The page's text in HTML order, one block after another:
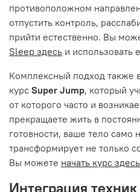
противоположном
отпустить контроль,
прийти естественно. Вы
Sleep здесь и использовать
Комплексный подход также
курс Super Jump, который
от которого часто и
прекращаете жить в
готовности, ваше тело само
трансформирует не только
Вы можете начать курс здесь
Интеграция